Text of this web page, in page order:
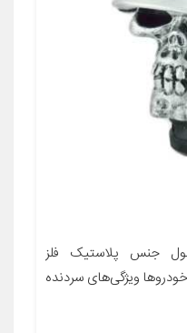
جنس پلاستیک فلز
ویژگی‌های سردنده